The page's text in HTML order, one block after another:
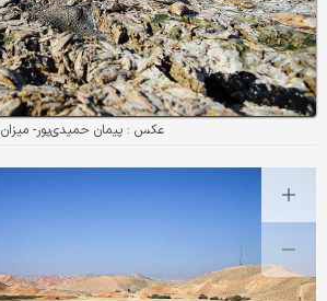
عکس : پیمان حمیدی‌پور‌- میزان